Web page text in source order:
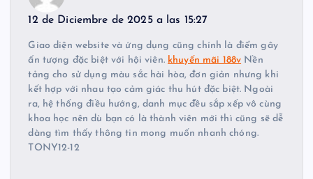
12 de Diciembre de 2025 a las 15:27
Giao diện website và ứng dụng cũng chính là điểm gây
ấn tượng đặc biệt với hội viên. khuyến mãi 188v Nền
tảng cho sử dụng màu sắc hài hòa, đơn giản nhưng khi
kết hợp với nhau tạo cảm giác thu hút đặc biệt. Ngoài
ra, hệ thống điều hướng, danh mục đều sắp xếp vô cùng
khoa học nên dù bạn có là thành viên mới thì cũng sẽ dễ
dàng tìm thấy thông tin mong muốn nhanh chóng.
TONY12-12